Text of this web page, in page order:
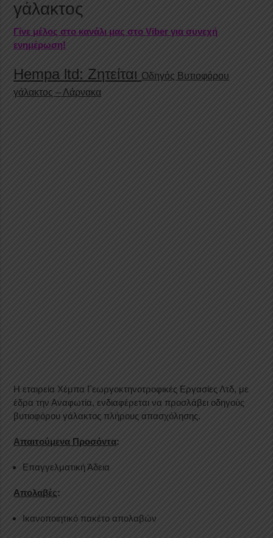
γάλακτος
Γίνε μέλος στο κανάλι μας στο Viber για συνεχή
ενημέρωση!
Hempa ltd: Ζητείται Οδηγός Βυτιοφόρου
γάλακτος – Λάρνακα
Η εταιρεία Χέμπα Γεωργοκτηνοτροφικές Εργασίες Λτδ, με
έδρα την Αναφωτία, ενδιαφέρεται να προσλάβει οδηγούς
βυτιοφόρου γάλακτος πλήρους απασχόλησης.
Απαιτούμενα Προσόντα:
Επαγγελματική Άδεια
Απολαβές:
Ικανοποιητικό πακέτο απολαβών